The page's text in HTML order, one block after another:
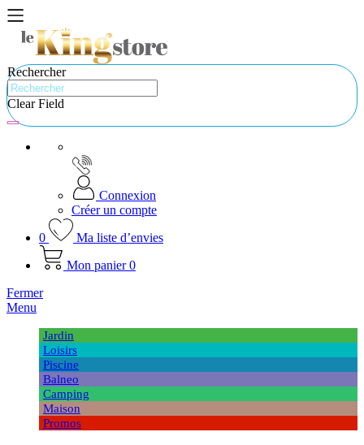
Rechercher
Clear Field
Connexion
Créer un compte
0
Ma liste d’envies
Mon panier 0
Fermer
Menu
Jardin
Loisirs
Piscine
Balneo
Camping
Maison
Promos